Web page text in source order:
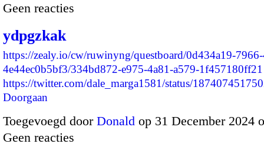
Geen reacties
ydpgzkak
https://zealy.io/cw/ruwinyng/questboard/0d434a19-
4e44ec0b5bf3/334bd872-e975-4a81-a579-1f457180ff21
https://twitter.com/dale_marga1581/status/
Doorgaan
Toegevoegd door Donald op 31 December 2024
Geen reacties